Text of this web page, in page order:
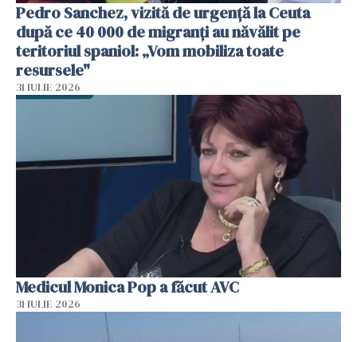
Pedro Sanchez, vizită de urgență la Ceuta
după ce 40 000 de migranți au năvălit pe
teritoriul spaniol: „Vom mobiliza toate
resursele"
31 IULIE 2026
Medicul Monica Pop a făcut AVC
31 IULIE 2026